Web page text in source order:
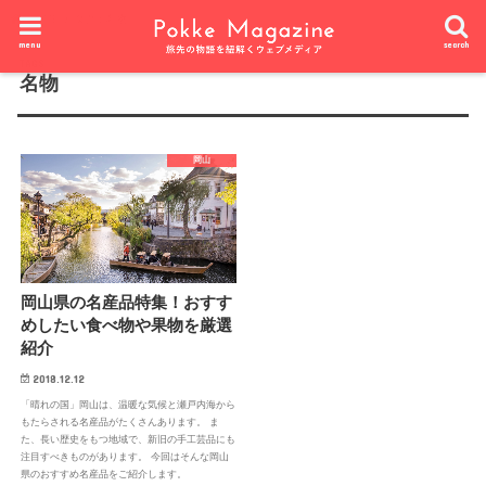
search
menu
HOME
名物
岡山
岡山県の名産品特集！おすす
めしたい食べ物や果物を厳選
紹介
2018.12.12
「晴れの国」岡山は、温暖な気候と瀬戸内海から
もたらされる名産品がたくさんあります。 ま
た、長い歴史をもつ地域で、新旧の手工芸品にも
注目すべきものがあります。 今回はそんな岡山
県のおすすめ名産品をご紹介します。